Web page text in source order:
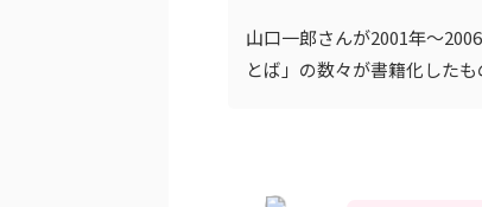
山口一郎さんが2001年〜
とば」の数々が書籍化したも